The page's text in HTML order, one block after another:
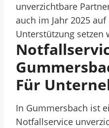
unverzichtbare
auch im Jahr 2025
Unterstützung setzen
Für
In Gummersbach ist
Notfallservice